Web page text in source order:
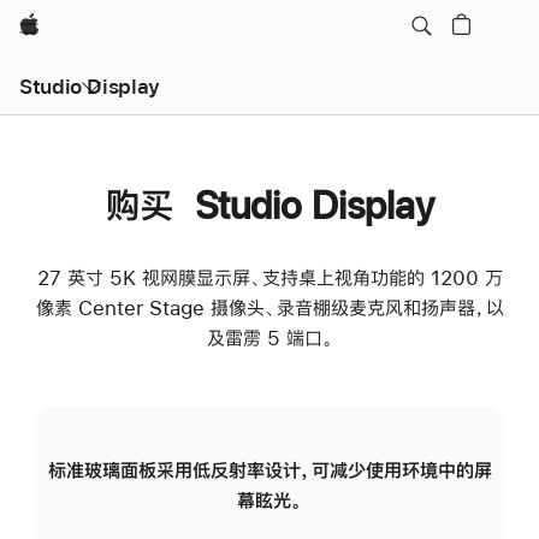
Apple
Studio Display
购买 Studio Display
27 英寸 5K 视网膜显示屏、支持桌上视角功能的 1200 万
像素 Center Stage 摄像头、录音棚级麦克风和扬声器，以
及雷雳 5 端口。
标准玻璃面板采用低反射率设计，可减少使用环境中的屏
幕眩光。